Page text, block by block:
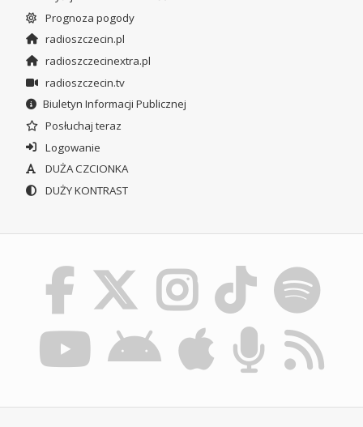
Prognoza pogody
radioszczecin.pl
radioszczecinextra.pl
radioszczecin.tv
Biuletyn Informacji Publicznej
Posłuchaj teraz
Logowanie
DUŻA CZCIONKA
DUŻY KONTRAST